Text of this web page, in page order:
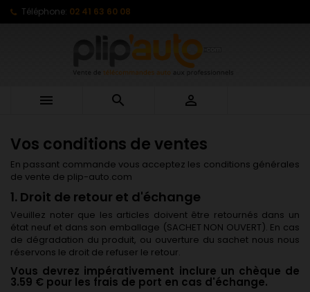
Téléphone: 02 41 63 60 08
  
Vos conditions de ventes
En passant commande vous acceptez les conditions générales
de vente de plip-auto.com
1. Droit de retour et d'échange
Veuillez noter que les articles doivent être retournés dans un
état neuf et dans son emballage (SACHET NON OUVERT). En cas
de dégradation du produit, ou ouverture du sachet nous nous
réservons le droit de refuser le retour.
Vous devrez impérativement inclure un chèque de
3.59 € pour les frais de port en cas d'échange.